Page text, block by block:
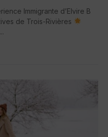
Immigrante d’Elvire B
de Trois-Rivières